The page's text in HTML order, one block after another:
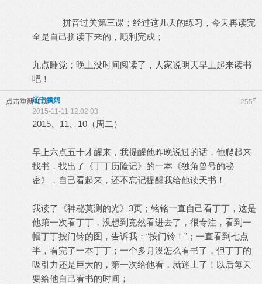
拼音过关第三课；经过这几天的练习，今天再读完
全是自己拼读下来的，顺利完成；
九点睡觉；晚上没时间阅读了，人家说明天早上起来读书
吧！
点击重新加载 255#
辽宁鹏妈
2015-11-11 12:02:03
2015、11、10（周二）
早上六点五十才醒来，我提醒他昨晚说过的话，他爬起来
找书，找出了《丁丁历险记》的一本《独角兽号的秘
密》，自己看起来，还不忘记提醒我给他读天书！
我读了《神秘莫测的光》3页；铭铭一直自己看丁丁，这是
他第一次看丁丁，没想到竞然看进去了，很专注，看到一
幅丁丁按门铃的图，告诉我：“按门铃！”；一直看到七点
半，看完了一本丁丁；一个多月没怎么看书了，但丁丁的
吸引力还是巨大的，第一次给他看，就迷上了！以后每天
要给他自己看书的时间；